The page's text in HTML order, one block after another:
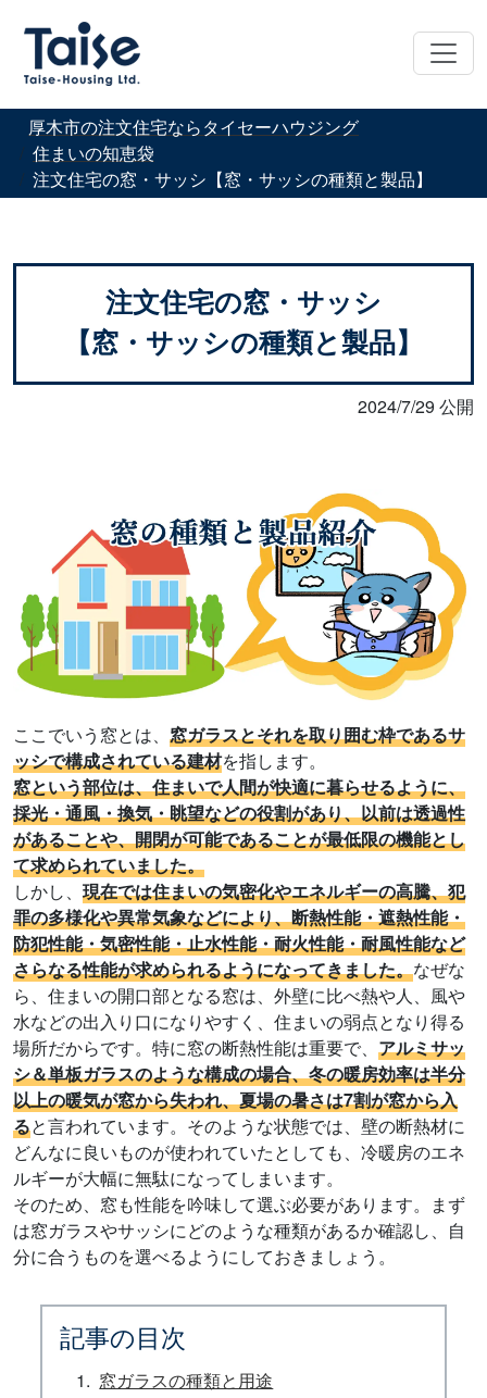
厚木市の注文住宅ならタイセーハウジング
住まいの知恵袋
注文住宅の窓・サッシ【窓・サッシの種類と製品】
注文住宅の窓・サッシ
【窓・サッシの種類と製品】
2024/7/29 公開
ここでいう窓とは、 窓ガラスとそれを取り囲む枠であるサ
ッシで構成されている建材を指します。
窓という部位は、住まいで人間が快適に暮らせるように、
採光・通風・換気・眺望などの役割があり、以前は透過性
があることや、開閉が可能であることが最低限の機能とし
て求められていました。
しかし、 現在では住まいの気密化やエネルギーの高騰、犯
罪の多様化や異常気象などにより、断熱性能・遮熱性能・
防犯性能・気密性能・止水性能・耐火性能・耐風性能など
さらなる性能が求められるようになってきました。なぜな
ら、住まいの開口部となる窓は、外壁に比べ熱や人、風や
水などの出入り口になりやすく、住まいの弱点となり得る
場所だからです。特に窓の断熱性能は重要で、 アルミサッ
シ＆単板ガラスのような構成の場合、冬の暖房効率は半分
以上の暖気が窓から失われ、夏場の暑さは7割が窓から入
ると言われています。そのような状態では、壁の断熱材に
どんなに良いものが使われていたとしても、冷暖房のエネ
ルギーが大幅に無駄になってしまいます。
そのため、窓も性能を吟味して選ぶ必要があります。まず
は窓ガラスやサッシにどのような種類があるか確認し、自
分に合うものを選べるようにしておきましょう。
記事の目次
窓ガラスの種類と用途